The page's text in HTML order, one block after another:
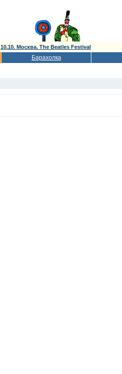
10.10. Москва. The Beatles Festival
Барахолка